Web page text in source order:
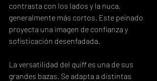
contrasta con los lados y la nuca,
generalmente más cortos. Este peinado
proyecta una imagen de confianza y
sofisticación desenfadada.
La versatilidad del quiff es una de sus
grandes bazas. Se adapta a distintas